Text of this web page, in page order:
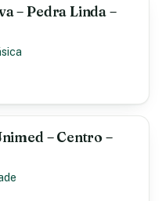
– Pedra Linda –
– Centro –